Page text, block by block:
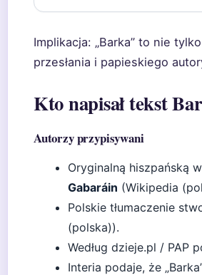
Implikacja: „Barka” to nie
przesłania i papieskiego
Kto napisał tekst
Autorzy przypisywani
Oryginalną hiszpańską
Gabaráin (Wikipedia
Polskie tłumaczenie
(polska)).
Według dzieje.pl / PAP
Interia podaje, że